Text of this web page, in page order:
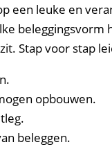
een leuke en
Stap voor stap
opbouwen.
beleggen.